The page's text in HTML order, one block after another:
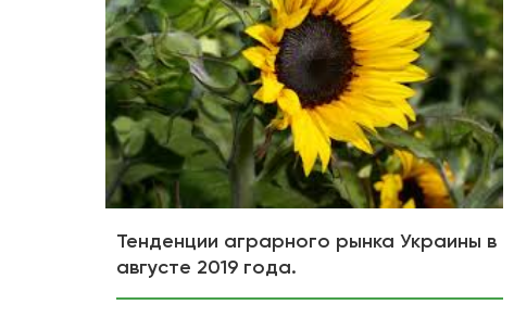
Тенденции аграрного рынка Украины в
августе 2019 года.